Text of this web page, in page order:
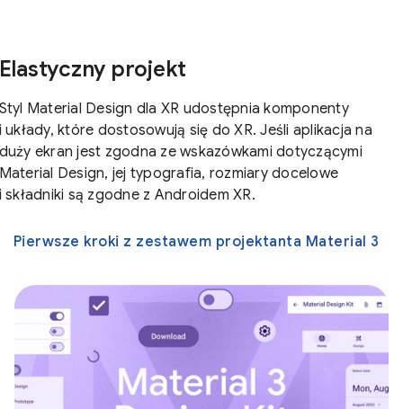
projekt
Material Design dla XR udostępnia komponenty
układy, które dostosowują się do XR. Jeśli aplikacja na
ekran jest zgodna ze wskazówkami dotyczącymi
Design, jej typografia, rozmiary docelowe
składniki są zgodne z Androidem XR.
Pierwsze kroki z zestawem projektanta Material 3